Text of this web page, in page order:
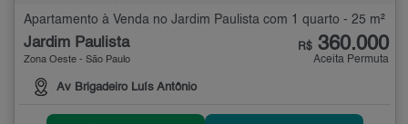
Apartamento à Venda no Jardim Paulista com 1 quarto - 25 m²
Jardim Paulista
Zona Oeste - São Paulo
Av Brigadeiro Luís Antônio
R$ 360.000
Aceita Permuta